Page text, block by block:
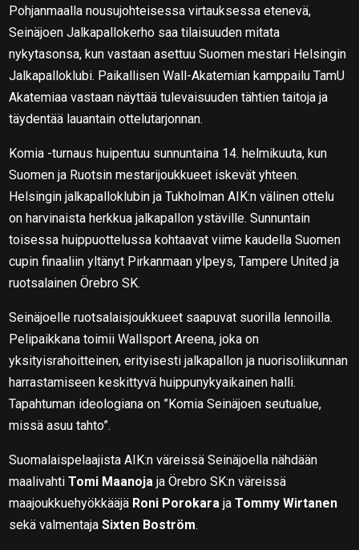
Pohjanmaalla nousujohteisessa virtauksessa etenevä,
Seinäjoen Jalkapallokerho saa tilaisuuden mitata
nykytasonsa, kun vastaan asettuu Suomen mestari Helsingin
Jalkapalloklubi. Paikallisen Wall-Akatemian kamppailu TamU
Akatemiaa vastaan näyttää tulevaisuuden tähtien taitoja ja
täydentää lauantain ottelutarjonnan.
Komia -turnaus huipentuu sunnuntaina 14. helmikuuta, kun
Suomen ja Ruotsin mestarijoukkueet iskevät yhteen.
Helsingin jalkapalloklubin ja Tukholman AIK:n välinen ottelu
on harvinaista herkkua jalkapallon ystäville. Sunnuntain
toisessa huippuottelussa kohtaavat viime kaudella Suomen
cupin finaaliin yltänyt Pirkanmaan ylpeys, Tampere United ja
ruotsalainen Örebro SK.
Seinäjoelle ruotsalaisjoukkueet saapuvat suorilla lennoilla.
Pelipaikkana toimii Wallsport Areena, joka on
yksityisrahoitteinen, erityisesti jalkapallon ja nuorisoliikunnan
harrastamiseen keskittyvä huippunykyaikainen halli.
Tapahtuman ideologiana on ”Komia Seinäjoen seutualue,
missä asuu tahto”.
Suomalaispelaajista AIK:n väreissä Seinäjoella nähdään
maalivahtiTomi Maanoja ja Örebro SK:n väreissä
maajoukkuehyökkääjä Roni Porokara jaTommy Wirtanen
sekä valmentajaSixten Boström.